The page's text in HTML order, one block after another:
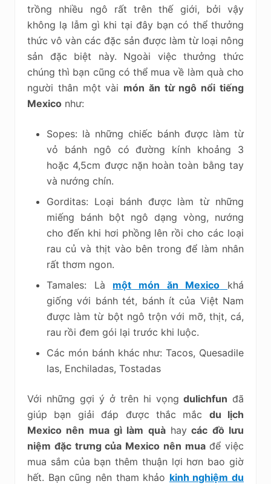
trồng nhiều ngô rất trên thế giới, bởi vậy
không lạ lẫm gì khi tại đây bạn có thể thưởng
thức vô vàn các đặc sản được làm từ loại nông
sản đặc biệt này. Ngoài việc thưởng thức
chúng thì bạn cũng có thể mua về làm quà cho
người thân một vài món ăn từ ngô nổi tiếng
Mexico như:
Sopes: là những chiếc bánh được làm từ
vỏ bánh ngô có đường kính khoảng 3
hoặc 4,5cm được nặn hoàn toàn bằng tay
và nướng chín.
Gorditas: Loại bánh được làm từ những
miếng bánh bột ngô dạng vòng, nướng
cho đến khi hơi phồng lên rồi cho các loại
rau củ và thịt vào bên trong để làm nhân
rất thơm ngon.
Tamales: Là một món ăn Mexico
khá
giống với bánh tét, bánh ít của Việt Nam
được làm từ bột ngô trộn với mỡ, thịt, cá,
rau rồi đem gói lại trước khi luộc.
Các món bánh khác như: Tacos, Quesadile
las, Enchiladas, Tostadas
Với những gợi ý ở trên hi vọng dulichfun đã
giúp bạn giải đáp được thắc mắc du lịch
Mexico nên mua gì làm quàhay các đồ lưu
niệm đặc trưng của Mexico nên muađể việc
mua sắm của bạn thêm thuận lợi hơn bao giờ
hết. Bạn cũng nên tham khảo kinh nghiệm du